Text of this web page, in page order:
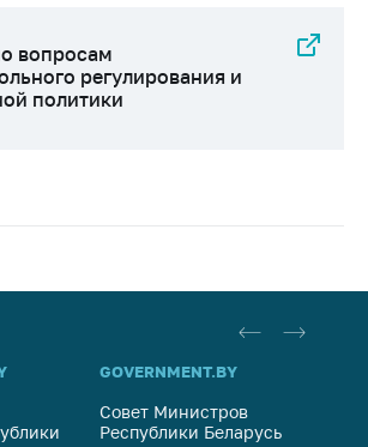
вопросам
регулирования и
политики
GOVERNMENT.BY
Совет Министров
Республики Беларусь